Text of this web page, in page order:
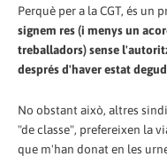
Perquè per a la CGT, és
signem res (i menys un
treballadors) sense
després d'haver estat
No obstant això, altres
"de classe", prefereixen la
que m'han donat en les